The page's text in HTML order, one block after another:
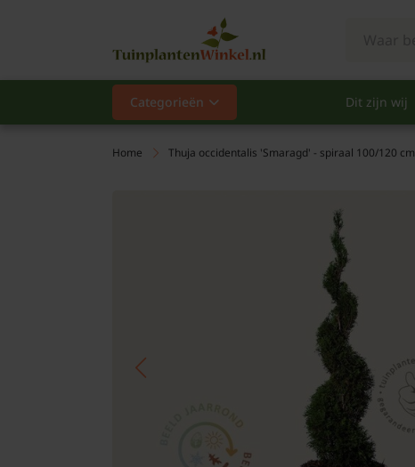
Categorieën Dit zijn wij
Categorieën
Populair
Leibomen
Home Thuja occidentalis 'Smaragd' - spiraal 100/120 cm